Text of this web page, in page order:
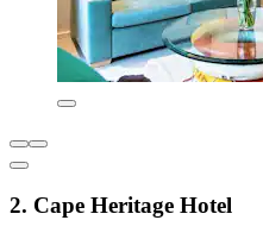
2. Cape Heritage Hotel